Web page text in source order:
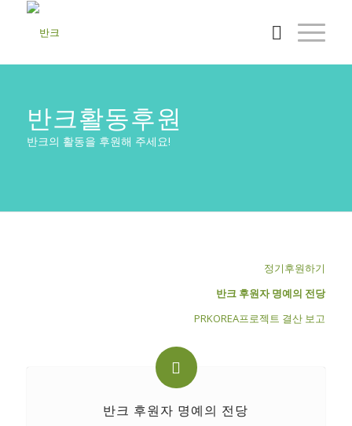
반크활동후원
반크의 활동을 후원해 주세요!
정기후원하기
반크 후원자 명예의 전당
PRKOREA프로젝트 결산 보고
반크 후원자 명예의 전당